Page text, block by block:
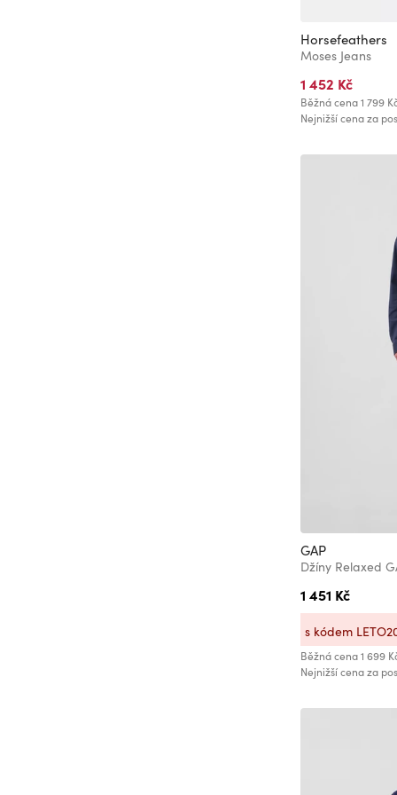
Horsefeathers
Moses Jeans
1 452 Kč
Běžná cena 1 799
Nejnižší cena za
GAP
Džíny Relaxed
1 451 Kč
Běžná cena 1 699
Nejnižší cena za
s kódem